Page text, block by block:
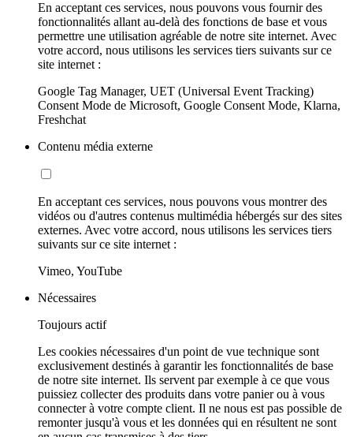
En acceptant ces services, nous pouvons vous fournir des
fonctionnalités allant au-delà des fonctions de base et vous
permettre une utilisation agréable de notre site internet. Avec
votre accord, nous utilisons les services tiers suivants sur ce
site internet :
Google Tag Manager, UET (Universal Event Tracking)
Consent Mode de Microsoft, Google Consent Mode, Klarna,
Freshchat
Contenu média externe
En acceptant ces services, nous pouvons vous montrer des
vidéos ou d'autres contenus multimédia hébergés sur des sites
externes. Avec votre accord, nous utilisons les services tiers
suivants sur ce site internet :
Vimeo, YouTube
Nécessaires
Toujours actif
Les cookies nécessaires d'un point de vue technique sont
exclusivement destinés à garantir les fonctionnalités de base
de notre site internet. Ils servent par exemple à ce que vous
puissiez collecter des produits dans votre panier ou à vous
connecter à votre compte client. Il ne nous est pas possible de
remonter jusqu'à vous et les données qui en résultent ne sont